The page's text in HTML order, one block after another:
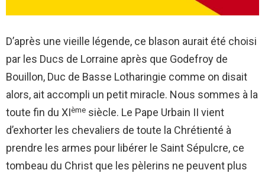
D’après une vieille légende, ce blason aurait été choisi
par les Ducs de Lorraine après que Godefroy de
Bouillon, Duc de Basse Lotharingie comme on disait
alors, ait accompli un petit miracle. Nous sommes à la
toute fin du XIème siècle. Le Pape Urbain II vient
d’exhorter les chevaliers de toute la Chrétienté à
prendre les armes pour libérer le Saint Sépulcre, ce
tombeau du Christ que les pèlerins ne peuvent plus